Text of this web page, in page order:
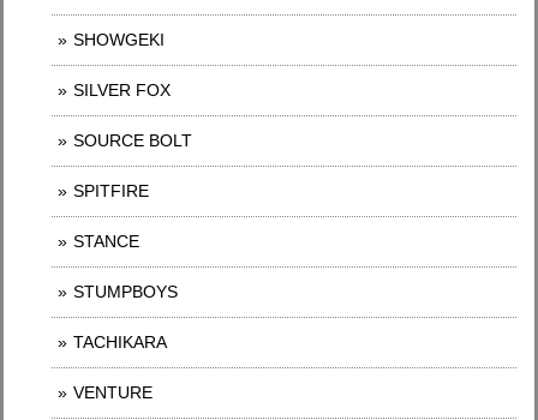
SHOWGEKI
SILVER FOX
SOURCE BOLT
SPITFIRE
STANCE
STUMPBOYS
TACHIKARA
VENTURE